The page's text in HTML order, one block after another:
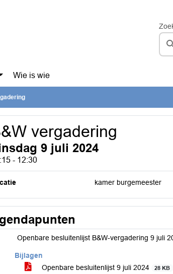
Wie is wie
vergadering
9 juli 2024
- 12:30
kamer burgemeester
Openbare besluitenlijst B&W-vergadering 9 juli
Bijlagen
Openbare besluitenlijst 9 juli 2024
28 KB